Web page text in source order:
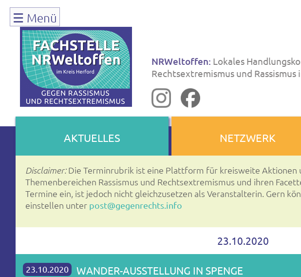
☰ Menü
NRWeltoffen: Lokales
Rechtsextremismus und Rassismus
AKTUELLES NETZWERK
Disclaimer:Die Terminrubrik ist eine Plattform für kreisweite Aktionen
Themenbereichen Rassismus und Rechtsextremismus und ihren
Termine ein, ist jedoch nicht gleichzusetzen als Veranstalterin. Gern
einstellen unter post@gegenrechts.info
23.10.2020
23.10.2020 WANDER-AUSSTELLUNG IN SPENGE